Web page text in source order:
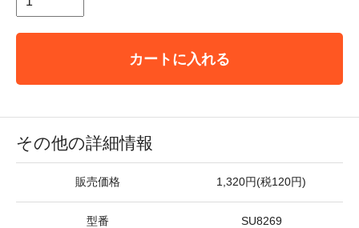
カートに入れる
その他の詳細情報
販売価格 1,320円(税120円)
型番 SU8269